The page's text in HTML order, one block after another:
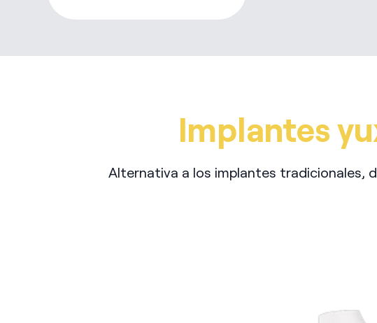
Implantes
Alternativa a los implantes tradicionales,